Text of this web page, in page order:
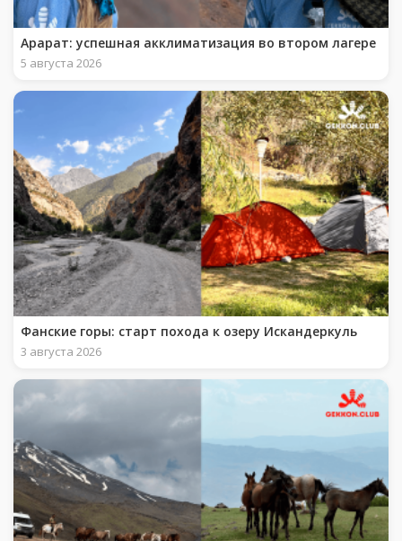
Арарат: успешная акклиматизация во втором лагере
5 августа 2026
Фанские горы: старт похода к озеру Искандеркуль
3 августа 2026